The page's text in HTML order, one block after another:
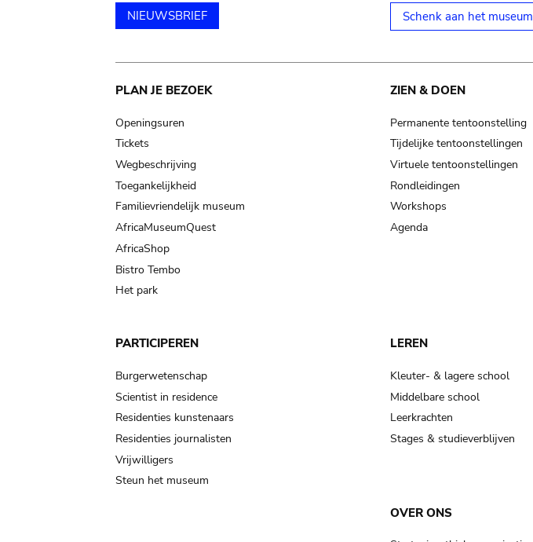
NIEUWSBRIEF Schenk aan het museum
Main
navigation
PLAN JE BEZOEK
Openingsuren
Tickets
Wegbeschrijving
Toegankelijkheid
Familievriendelijk museum
AfricaMuseumQuest
AfricaShop
Bistro Tembo
Het park
ZIEN & DOEN
Permanente tentoonstelling
Tijdelijke tentoonstellingen
Virtuele tentoonstellingen
Rondleidingen
Workshops
Agenda
PARTICIPEREN
Burgerwetenschap
Scientist in residence
Residenties kunstenaars
Residenties journalisten
Vrijwilligers
Steun het museum
LEREN
Kleuter- & lagere school
Middelbare school
Leerkrachten
Stages & studieverblijven
OVER ONS